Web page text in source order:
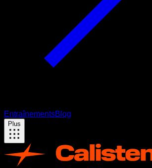
EntraînementsBlog
Plus